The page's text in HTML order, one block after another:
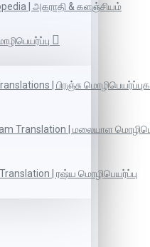
| அகராதி & களஞ்சியம்
| பிரஞ்சு
Translation | மலையாள
| ரஷ்ய மொழிபெயர்ப்பு